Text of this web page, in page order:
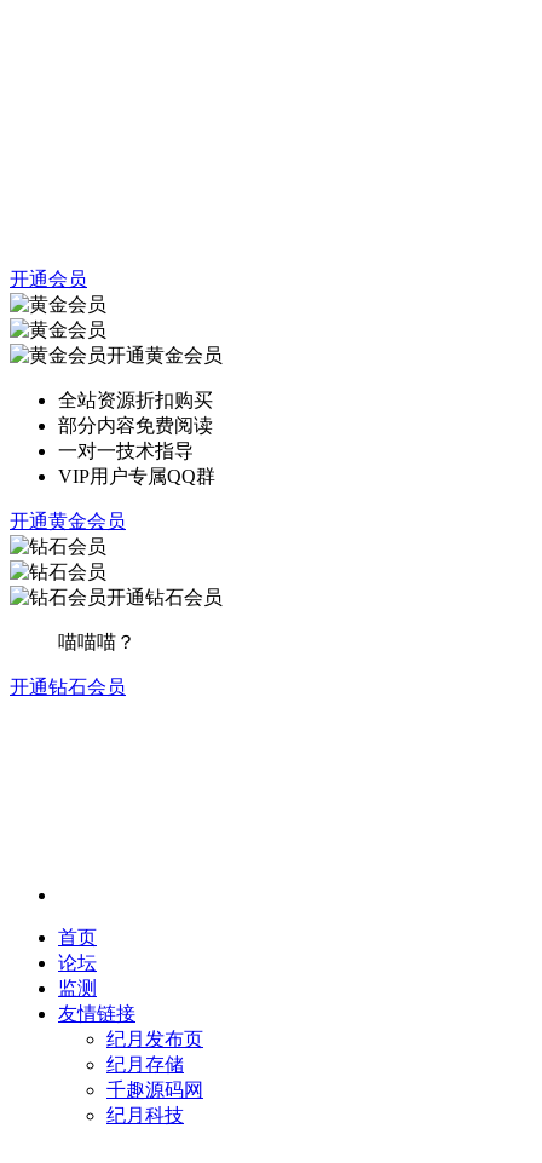
开通会员
开通黄金会员
全站资源折扣购买
部分内容免费阅读
一对一技术指导
VIP用户专属QQ群
开通黄金会员
开通钻石会员
喵喵喵？
开通钻石会员
首页
论坛
监测
友情链接
纪月发布页
纪月存储
千趣源码网
纪月科技